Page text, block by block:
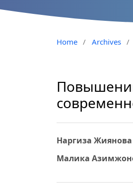
Home / Archives /
Наргиза Жиянова
Малика